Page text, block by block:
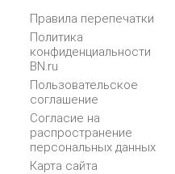
Правила перепечатки
Политика
конфиденциальности
BN.ru
Пользовательское
соглашение
Согласие на
распространение
персональных данных
Карта сайта